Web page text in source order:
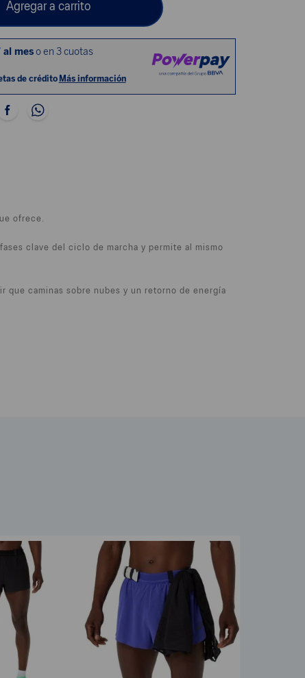
Agregar a carrito
ofrece.
clave del ciclo de marcha y permite al mismo
que caminas sobre nubes y un retorno de energía